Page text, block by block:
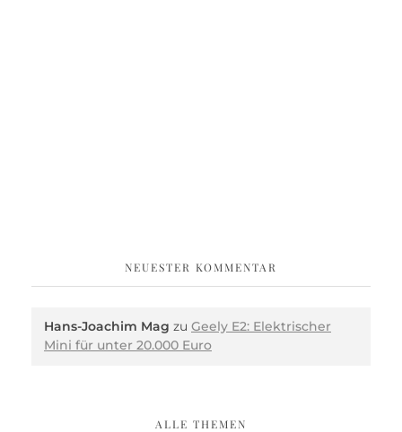
NEUESTER KOMMENTAR
Hans-Joachim Mag zu Geely E2: Elektrischer
Mini für unter 20.000 Euro
ALLE THEMEN